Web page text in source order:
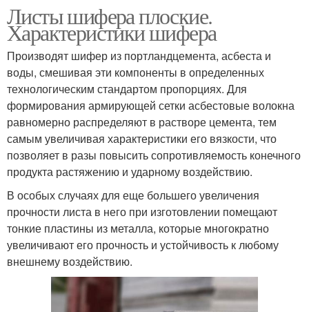
Листы шифера плоские.
Характеристики шифера
Производят шифер из портландцемента, асбеста и
воды, смешивая эти компоненты в определенных
технологическим стандартом пропорциях. Для
формирования армирующей сетки асбестовые волокна
равномерно распределяют в растворе цемента, тем
самым увеличивая характеристики его вязкости, что
позволяет в разы повысить сопротивляемость конечного
продукта растяжению и ударному воздействию.
В особых случаях для еще большего увеличения
прочности листа в него при изготовлении помещают
тонкие пластины из металла, которые многократно
увеличивают его прочность и устойчивость к любому
внешнему воздействию.